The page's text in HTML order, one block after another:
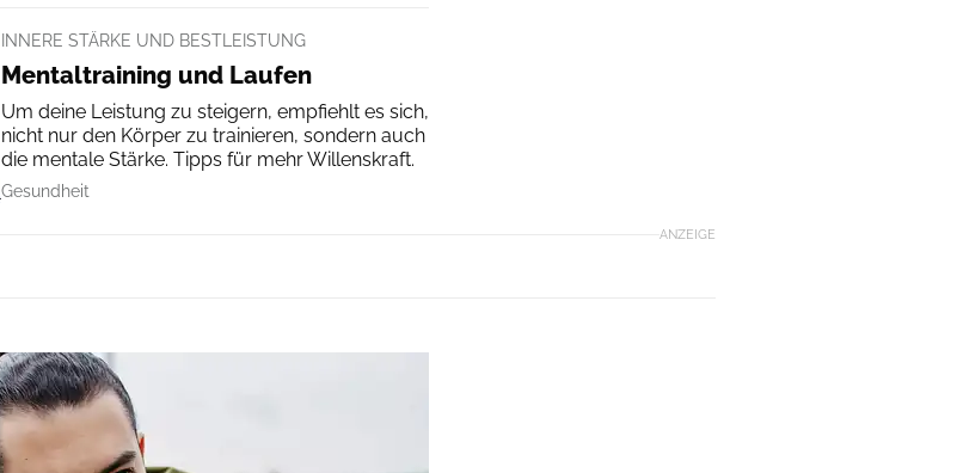
INNERE STÄRKE UND BESTLEISTUNG
Mentaltraining und Laufen
Um deine Leistung zu steigern, empfiehlt es sich,
nicht nur den Körper zu trainieren, sondern auch
die mentale Stärke. Tipps für mehr Willenskraft.
Gesundheit
ANZEIGE